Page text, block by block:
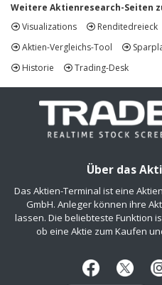
Weitere Aktienresearch-Seiten
Visualizations
Renditedreieck
Aktien-Vergleichs-Tool
Historie
Trading-Desk
Über das
Das Aktien-Terminal ist eine
GmbH. Anleger können ihre
lassen. Die beliebteste Funktion
ob eine Aktie zum Kaufen